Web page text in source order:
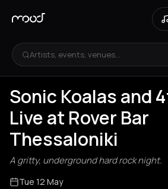
Artists, events, venues...
Sonic Koalas and
Live at Rover Bar
Thessaloniki
A gritty, underground hard rock night.
Tue 12 May